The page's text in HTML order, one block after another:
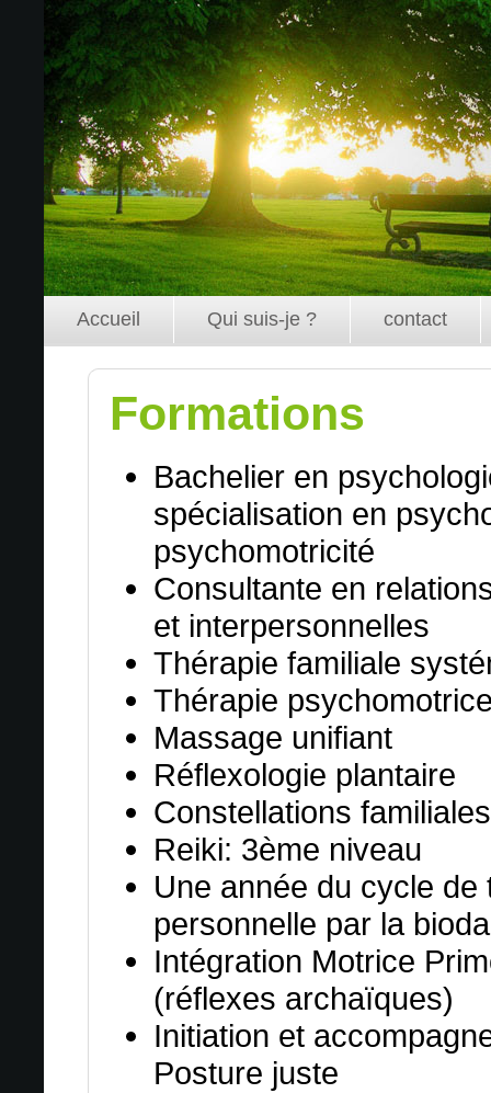
Accueil Qui suis-je ? contact
Formations
Bachelier en
spécialisation en
psychomotricité
Consultante en
et interpersonnelles
Thérapie familiale
Thérapie
Massage unifiant
Réflexologie plantaire
Constellations familiales
Reiki: 3ème niveau
Une année du cycle de
personnelle par la
Intégration Motrice
(réflexes archaïques)
Initiation et
Posture juste